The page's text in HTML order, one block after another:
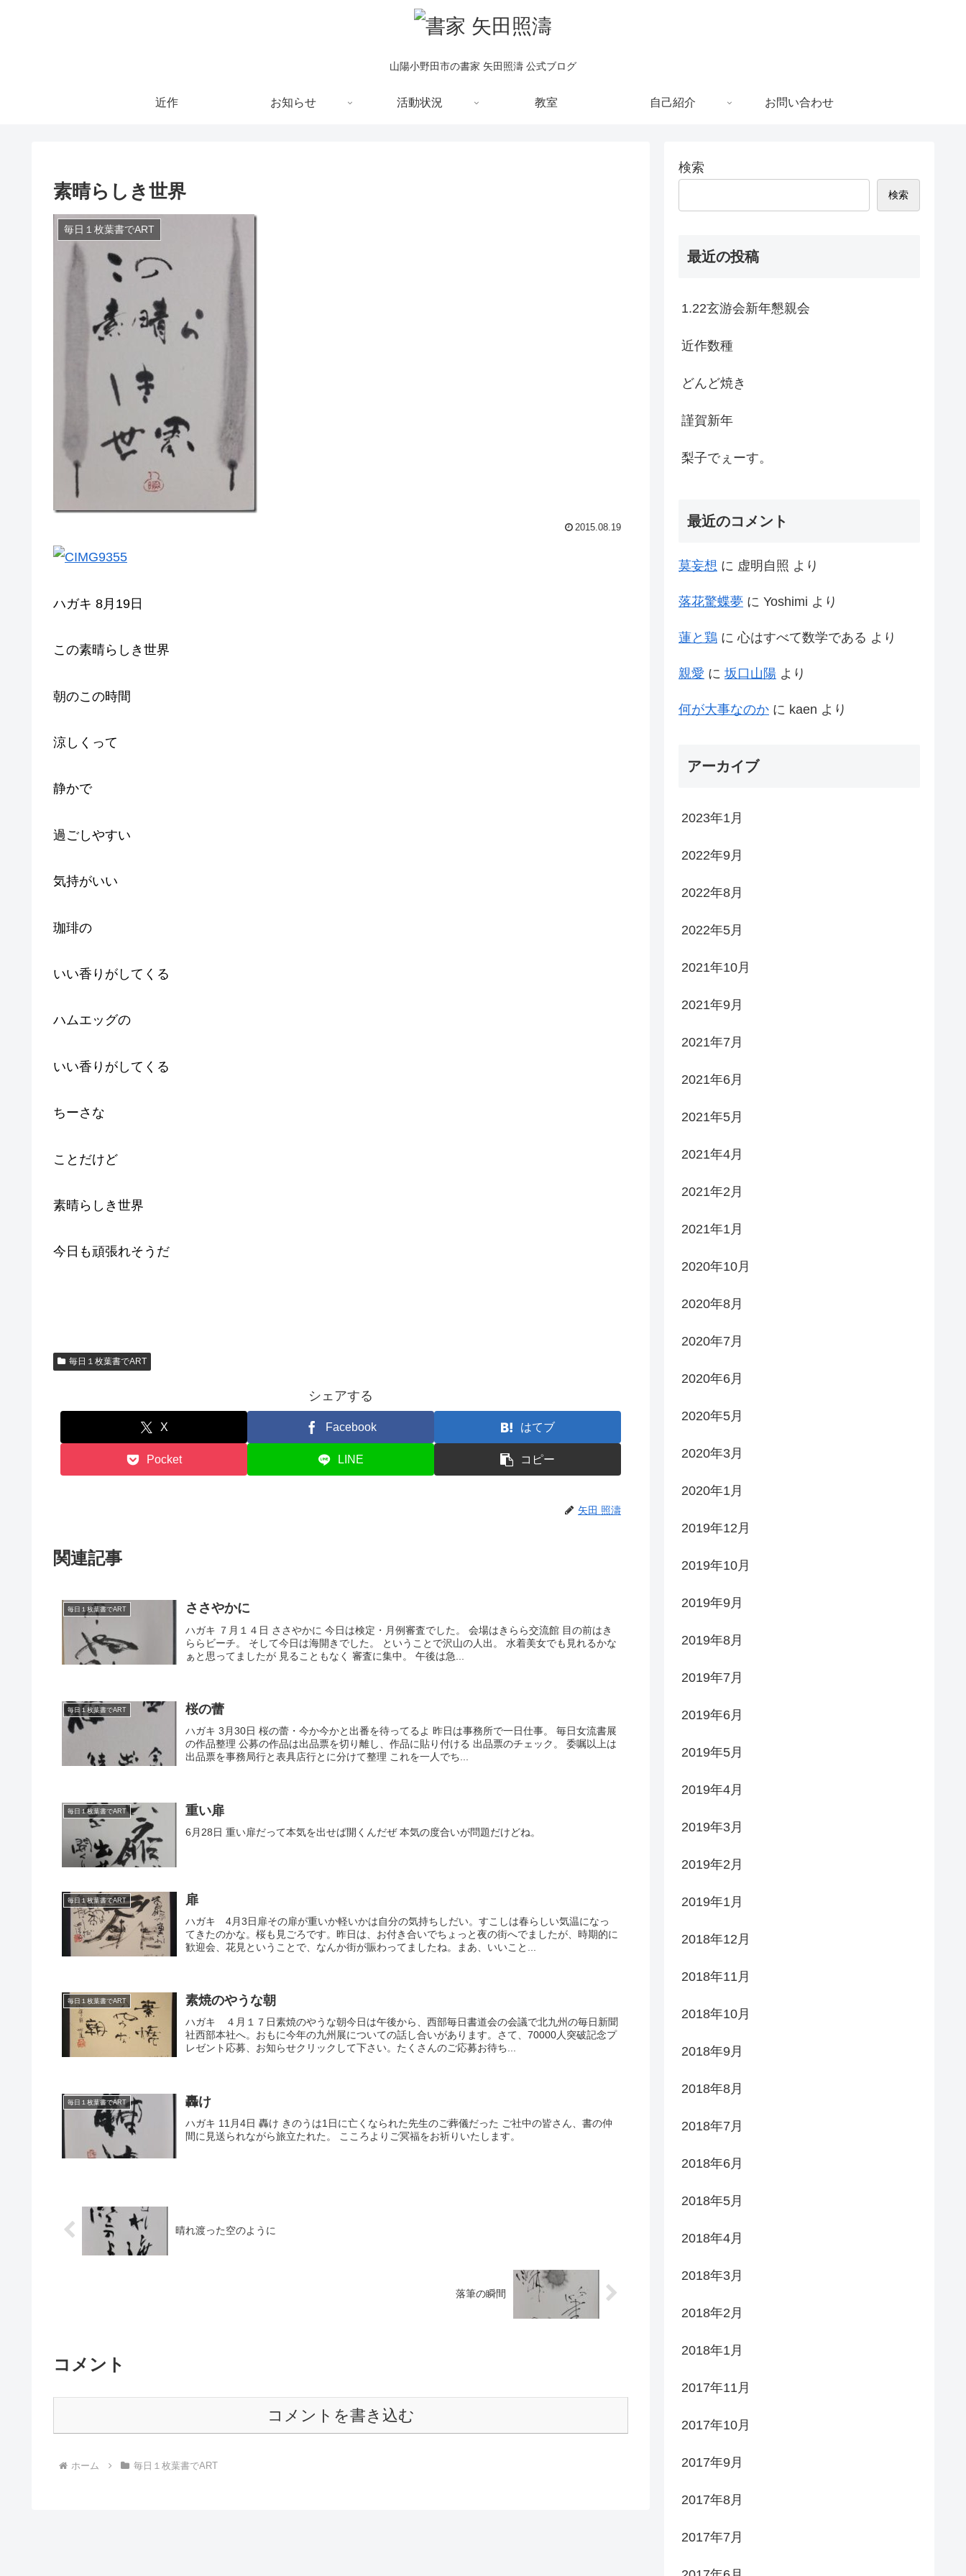
山陽小野田市の書家 矢田照濤 公式ブログ
近作 お知らせ 活動状況 教室 自己紹介 お問い合わせ
素晴らしき世界
毎日１枚葉書でART
2015.08.19
ハガキ 8月19日
この素晴らしき世界
朝のこの時間
涼しくって
静かで
過ごしやすい
気持がいい
珈琲の
いい香りがしてくる
ハムエッグの
いい香りがしてくる
ちーさな
ことだけど
素晴らしき世界
今日も頑張れそうだ
毎日１枚葉書でART
シェアする
X Facebook はてブ
Pocket LINE コピー
矢田 照濤
関連記事
毎日１枚葉書でART ささやかに
ハガキ ７月１４日 ささやかに 今日は検定・月例審査でした。 会場はきらら交流館 目の前はき
ららビーチ。 そして今日は海開きでした。 ということで沢山の人出。 水着美女でも見れるかな
ぁと思ってましたが 見ることもなく 審査に集中。 午後は急...
毎日１枚葉書でART 桜の蕾
ハガキ 3月30日 桜の蕾・今か今かと出番を待ってるよ 昨日は事務所で一日仕事。 毎日女流書展
の作品整理 公募の作品は出品票を切り離し、作品に貼り付ける 出品票のチェック。 委嘱以上は
出品票を事務局行と表具店行とに分けて整理 これを一人でち...
毎日１枚葉書でART 重い扉
6月28日 重い扉だって本気を出せば開くんだぜ 本気の度合いが問題だけどね。
毎日１枚葉書でART 扉
ハガキ 4月3日扉その扉が重いか軽いかは自分の気持ちしだい。すこしは春らしい気温になっ
てきたのかな。桜も見ごろです。昨日は、お付き合いでちょっと夜の街へでましたが、時期的に
歓迎会、花見ということで、なんか街が賑わってましたね。まあ、いいこと...
毎日１枚葉書でART 素焼のやうな朝
ハガキ ４月１７日素焼のやうな朝今日は午後から、西部毎日書道会の会議で北九州の毎日新聞
社西部本社へ。おもに今年の九州展についての話し合いがあります。さて、70000人突破記念プ
レゼント応募、お知らせクリックして下さい。たくさんのご応募お待ち...
毎日１枚葉書でART 轟け
ハガキ 11月4日 轟け きのうは1日に亡くなられた先生のご葬儀だった ご社中の皆さん、書の仲
間に見送られながら旅立たれた。 こころよりご冥福をお祈りいたします。
晴れ渡った空のように
落筆の瞬間
コメント
コメントを書き込む
ホーム 毎日１枚葉書でART
検索
検索
最近の投稿
1.22玄游会新年懇親会
近作数種
どんど焼き
謹賀新年
梨子でぇーす。
最近のコメント
莫妄想 に 虚明自照 より
落花驚蝶夢 に Yoshimi より
蓮と鶏 に心はすべて数学である より
親愛 に 坂口山陽 より
何が大事なのか に kaen より
アーカイブ
2023年1月
2022年9月
2022年8月
2022年5月
2021年10月
2021年9月
2021年7月
2021年6月
2021年5月
2021年4月
2021年2月
2021年1月
2020年10月
2020年8月
2020年7月
2020年6月
2020年5月
2020年3月
2020年1月
2019年12月
2019年10月
2019年9月
2019年8月
2019年7月
2019年6月
2019年5月
2019年4月
2019年3月
2019年2月
2019年1月
2018年12月
2018年11月
2018年10月
2018年9月
2018年8月
2018年7月
2018年6月
2018年5月
2018年4月
2018年3月
2018年2月
2018年1月
2017年11月
2017年10月
2017年9月
2017年8月
2017年7月